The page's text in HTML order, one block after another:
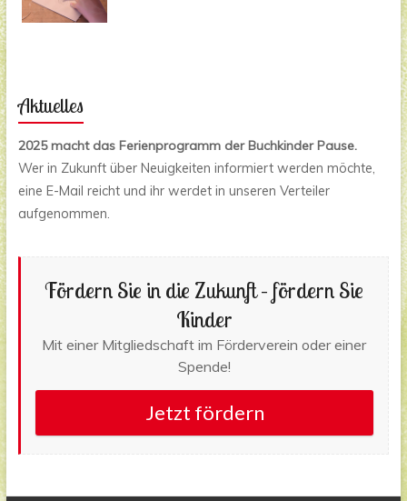
Aktuelles
2025 macht das Ferienprogramm der Buchkinder Pause.
Wer in Zukunft über Neuigkeiten informiert werden möchte,
eine E-Mail reicht und ihr werdet in unseren Verteiler
aufgenommen.
Fördern Sie in die Zukunft – fördern Sie
Kinder
Mit einer Mitgliedschaft im Förderverein oder einer
Spende!
Jetzt fördern